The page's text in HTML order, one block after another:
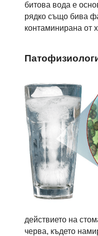
битова вода е
рядко също бива
контаминирана от
действието на
черва, където